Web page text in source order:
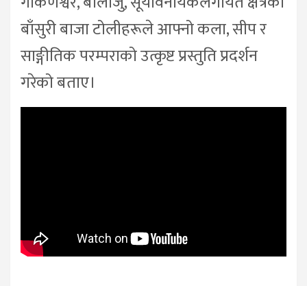
बाँसुरी बाजा टोलीहरूले आफ्नो कला, सीप र
साङ्गीतिक परम्पराको उत्कृष्ट प्रस्तुति प्रदर्शन
गरेको बताए।